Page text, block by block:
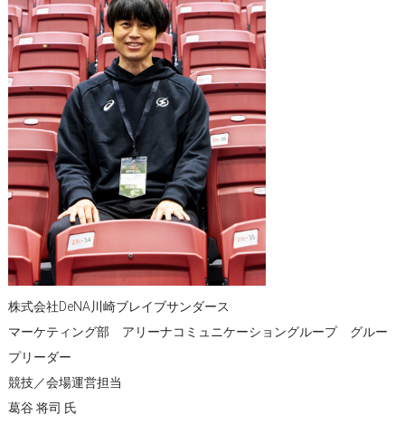
株式会社DeNA川崎ブレイブサンダース
マーケティング部 アリーナコミュニケーショングループ グルー
プリーダー
競技／会場運営担当
葛󠄀谷 将司 氏